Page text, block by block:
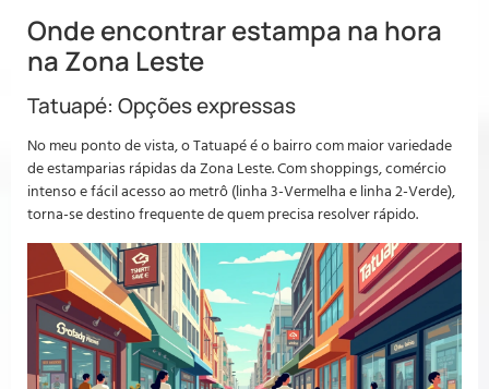
Onde encontrar estampa na hora
na Zona Leste
Tatuapé: Opções expressas
No meu ponto de vista, o Tatuapé é o bairro com maior variedade
de estamparias rápidas da Zona Leste. Com shoppings, comércio
intenso e fácil acesso ao metrô (linha 3-Vermelha e linha 2-Verde),
torna-se destino frequente de quem precisa resolver rápido.